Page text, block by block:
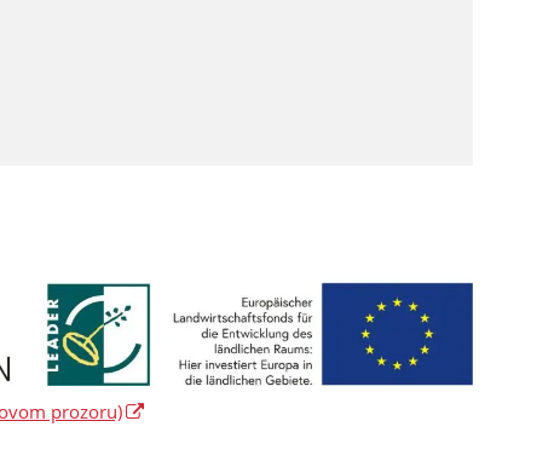
prozoru)